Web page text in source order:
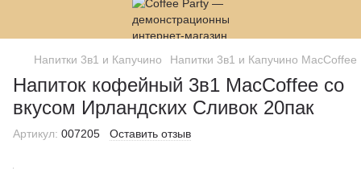
Напитки 3в1 и Капучино Напитки 3в1 и Капучино MacCoffee
Напиток кофейный 3в1 MacCoffee со
вкусом Ирландских Сливок 20пак
Артикул: 007205 Оставить отзыв